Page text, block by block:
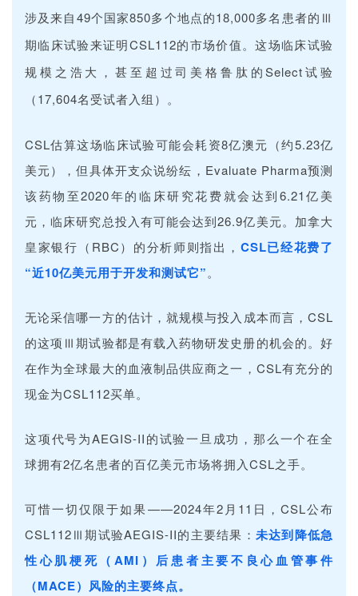
涉及来自49个国家850多个地点的18,000多名患者的Ⅲ
期临床试验来证明CSL112的市场价值。这场临床试验
规模之浩大，甚至超过司美格鲁肽的Select试验
（17,604名受试者入组）。
CSL估算这场临床试验可能会耗资8亿澳元（约5.23亿
美元），但具体开支众说纷纭，Evaluate Pharma预测
该药物至2020年的临床研究花费就会达到6.21亿美
元，临床研究总投入有可能会达到26.9亿美元。加拿大
皇家银行（RBC）的分析师则指出， CSL已经花费了
“近10亿美元用于开发和测试它”。
无论采信哪一方的估计，就规模与投入成本而言，CSL
的这项Ⅲ期试验都是有载入药物研发史册的机会的。好
在作为全球最大的血液制品供应商之一，CSL有充分的
现金为CSL112买单。
这项代号为AEGIS-II的试验一旦成功，那么一个在全
球拥有2亿名患者的百亿美元市场将拥入CSL之手。
可惜一切仅限于如果——2024年2月11日，CSL公布
CSL112Ⅲ期试验AEGIS-II的主要结果： 未达到降低急
性心肌梗死（AMI）后患者主要不良心血管事件
（MACE）风险的主要终点。